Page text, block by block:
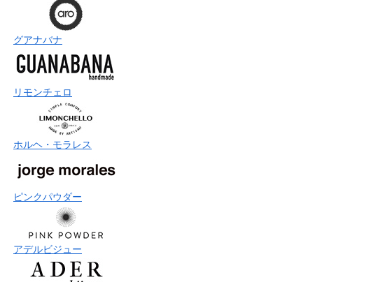
グアナバナ
リモンチェロ
ホルヘ・モラレス
ピンクパウダー
アデルビジュー